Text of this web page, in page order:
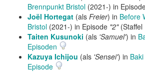
Brennpunkt Bristol (2021-) in
Joël Hortegat (als Freier) in Before
Bristol (2021-) in Episode "2"(Staffel
Taiten Kusunoki (als 'Samuel') in
Episoden
Kazuya Ichijou (als 'Sensei') in
Episode